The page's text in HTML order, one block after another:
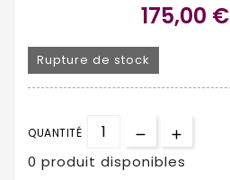
175,00 €
Rupture de stock
QUANTITÉ
0 produit disponibles